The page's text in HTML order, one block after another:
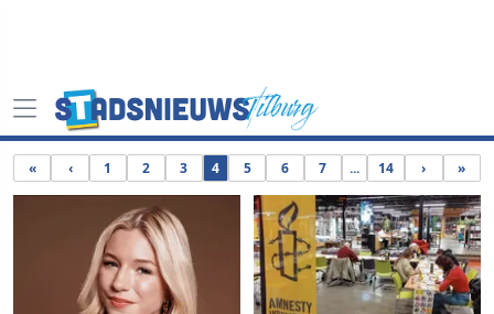
« ‹ 1 2 3 4 5 6 7 ... 14 › »